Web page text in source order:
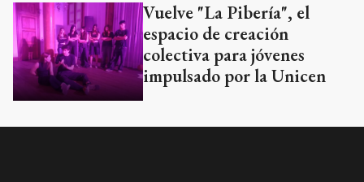
Vuelve "La Pibería", el
espacio de creación
colectiva para jóvenes
impulsado por la Unicen